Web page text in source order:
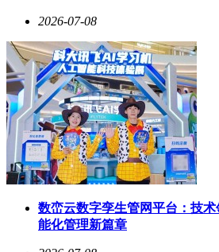
2026-07-08
数峦云数字孪生管网平台：技
能化管理新篇章